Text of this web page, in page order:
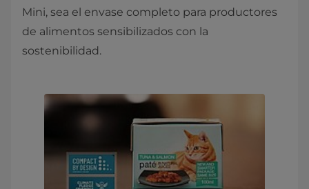
Mini, sea el envase completo para productores
de alimentos sensibilizados con la
sostenibilidad.